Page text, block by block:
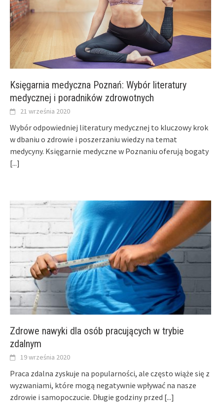
Księgarnia medyczna Poznań: Wybór literatury
medycznej i poradników zdrowotnych
21 września 2020
Wybór odpowiedniej literatury medycznej to kluczowy krok
w dbaniu o zdrowie i poszerzaniu wiedzy na temat
medycyny. Księgarnie medyczne w Poznaniu oferują bogaty
[...]
Zdrowe nawyki dla osób pracujących w trybie
zdalnym
19 września 2020
Praca zdalna zyskuje na popularności, ale często wiąże się z
wyzwaniami, które mogą negatywnie wpływać na nasze
zdrowie i samopoczucie. Długie godziny przed [...]